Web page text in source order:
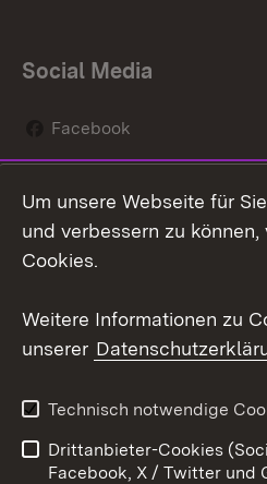
Social Media
Facebook
Social Wall
Youtube
Kontakt
Barrierefreiheit
Impressum
Um unsere Webseite für
und verbessern zu
Cookies.
Weitere Informationen zu
unserer
Technisch notwendige
Drittanbieter-Cookies
Facebook, X / Twitter und